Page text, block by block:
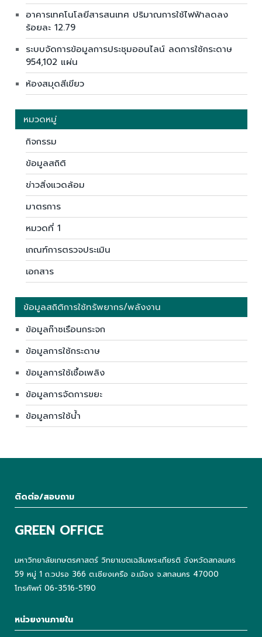
อาคารเทคโนโลยีสารสนเทศ ปริมาณการใช้ไฟฟ้าลดลง
ร้อยละ 12.79
ระบบจัดการข้อมูลการประชุมออนไลน์ ลดการใช้กระดาษ
954,102 แผ่น
ห้องสมุดสีเขียว
หมวดหมู่
กิจกรรม
ข้อมูลสถิติ
ข่าวสิ่งแวดล้อม
มาตรการ
หมวดที่ 1
เกณฑ์การตรวจประเมิน
เอกสาร
ข้อมูลสถิติการใช้ทรัพยากร/พลังงาน
ข้อมูลก๊าซเรือนกระจก
ข้อมูลการใช้กระดาษ
ข้อมูลการใช้เชื้อเพลิง
ข้อมูลการจัดการขยะ
ข้อมูลการใช้น้ำ
ติดต่อ/สอบถาม
GREEN OFFICE
มหาวิทยาลัยเกษตรศาสตร์ วิทยาเขตเฉลิมพระเกียรติ จังหวัดสกลนคร
59 หมู่ 1 ถ.วปรอ 366 ต.เชียงเครือ อ.เมือง จ.สกลนคร 47000
โทรศัพท์ 06-3516-5190
หน่วยงานภายใน